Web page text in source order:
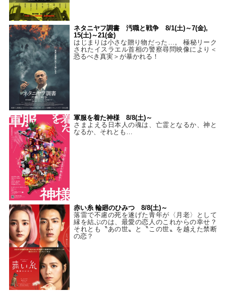
ネタニヤフ調書 汚職と戦争 8/1(土)～7(金),
15(土)～21(金)
はじまりは小さな贈り物だった…。 極秘リーク
されたイスラエル首相の警察尋問映像により＜
恐るべき真実＞が暴かれる！
軍服を着た神様 8/8(土)～
さまよえる日本人の魂は、亡霊となるか、神と
なるか、それとも…
赤い糸 輪廻のひみつ 8/8(土)～
落雷で不慮の死を遂げた青年が〈月老〉として
縁を結ぶのは、最愛の恋人のこれからの幸せ？
それとも〝あの世〟と〝この世〟を越えた禁断
の恋？